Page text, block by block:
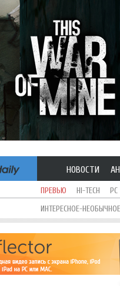
НОВОСТИ
ПРЕВЬЮ HI-TECH
ИНТЕРЕСНОЕ-